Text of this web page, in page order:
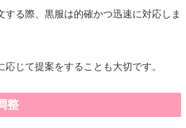
する際、黒服は的確かつ迅速に対応しま
じて提案をすることも大切です。
整